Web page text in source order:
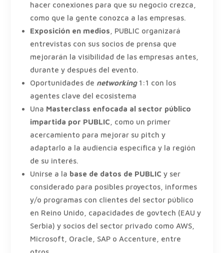
hacer conexiones para que su negocio crezca,
como que la gente conozca a las empresas.
Exposición en medios, PUBLIC organizará
entrevistas con sus socios de prensa que
mejorarán la visibilidad de las empresas antes,
durante y después del evento.
Oportunidades de networking1:1 con los
agentes clave del ecosistema
Una Masterclass enfocada al sector público
impartida por PUBLIC, como un primer
acercamiento para mejorar su pitch y
adaptarlo a la audiencia específica y la región
de su interés.
Unirse a la base de datos de PUBLIC y ser
considerado para posibles proyectos, informes
y/o programas con clientes del sector público
en Reino Unido, capacidades de govtech (EAU y
Serbia) y socios del sector privado como AWS,
Microsoft, Oracle, SAP o Accenture, entre